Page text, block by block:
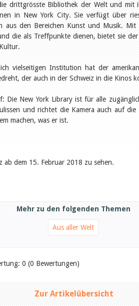
drittgrösste Bibliothek der Welt und mit
in New York City. Sie verfügt über
aus den Bereichen Kunst und Musik.
die als Treffpunkte dienen, bietet sie
vielseitigen Institution hat der
der auch in der Schweiz in die Kinos
Die New York Library ist für alle
und richtet die Kamera auch auf
machen, was er ist.
ab dem 15. Februar 2018 zu sehen.
Mehr zu den folgenden Themen
Aus aller Welt
0 (0 Bewertungen)
Zur Artikelübersicht